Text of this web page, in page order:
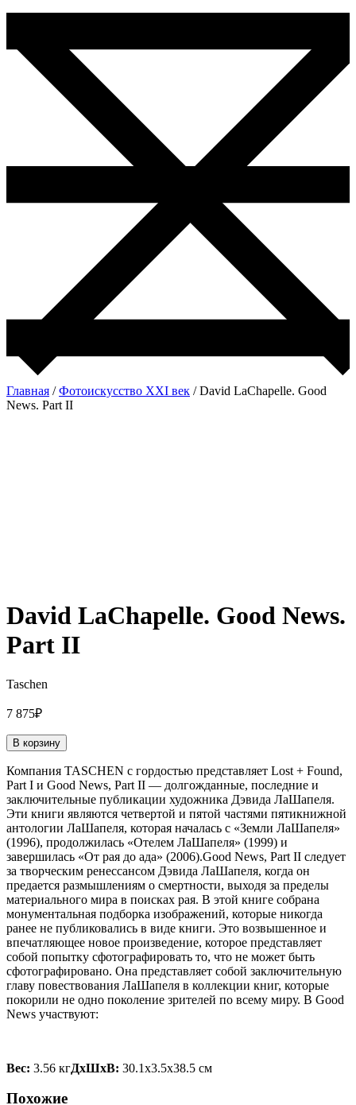
Главная /Фотоискусство ХХI век / David LaChapelle. Good
News. Part II
David LaChapelle. Good News.
Part II
Taschen
7 875₽
В корзину
Компания TASCHEN с гордостью представляет Lost + Found,
Part I и Good News, Part II — долгожданные, последние и
заключительные публикации художника Дэвида ЛаШапеля.
Эти книги являются четвертой и пятой частями пятикнижной
антологии ЛаШапеля, которая началась с «Земли ЛаШапеля»
(1996), продолжилась «Отелем ЛаШапеля» (1999) и
завершилась «От рая до ада» (2006).Good News, Part II следует
за творческим ренессансом Дэвида ЛаШапеля, когда он
предается размышлениям о смертности, выходя за пределы
материального мира в поисках рая. В этой книге собрана
монументальная подборка изображений, которые никогда
ранее не публиковались в виде книги. Это возвышенное и
впечатляющее новое произведение, которое представляет
собой попытку сфотографировать то, что не может быть
сфотографировано. Она представляет собой заключительную
главу повествования ЛаШапеля в коллекции книг, которые
покорили не одно поколение зрителей по всему миру. В Good
News участвуют:
Вес: 3.56 кгДxШxВ: 30.1x3.5x38.5 см
Похожие